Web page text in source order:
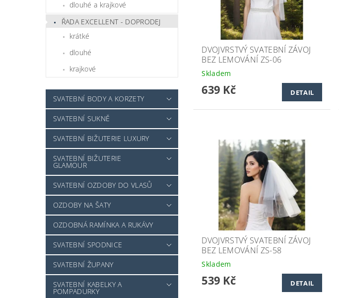
dlouhé a krajkové
ŘADA EXCELLENT - DOPRODEJ
krátké
dlouhé
krajkové
SVATEBNÍ BODY A KORZETY
SVATEBNÍ SUKNĚ
SVATEBNÍ BIŽUTERIE LUXURY
SVATEBNÍ BIŽUTERIE
GLAMOUR
SVATEBNÍ OZDOBY DO VLASŮ
OZDOBY NA ŠATY
OZDOBNÁ RAMÍNKA A RUKÁVY
SVATEBNÍ SPODNICE
SVATEBNÍ ŽUPANY
SVATEBNÍ KABELKY A
POMPADURKY
DVOJVRSTVÝ SVATEBNÍ ZÁVOJ
BEZ LEMOVÁNÍ ZS-06
Skladem
639 Kč DETAIL
DVOJVRSTVÝ SVATEBNÍ ZÁVOJ
BEZ LEMOVÁNÍ ZS-58
Skladem
539 Kč DETAIL